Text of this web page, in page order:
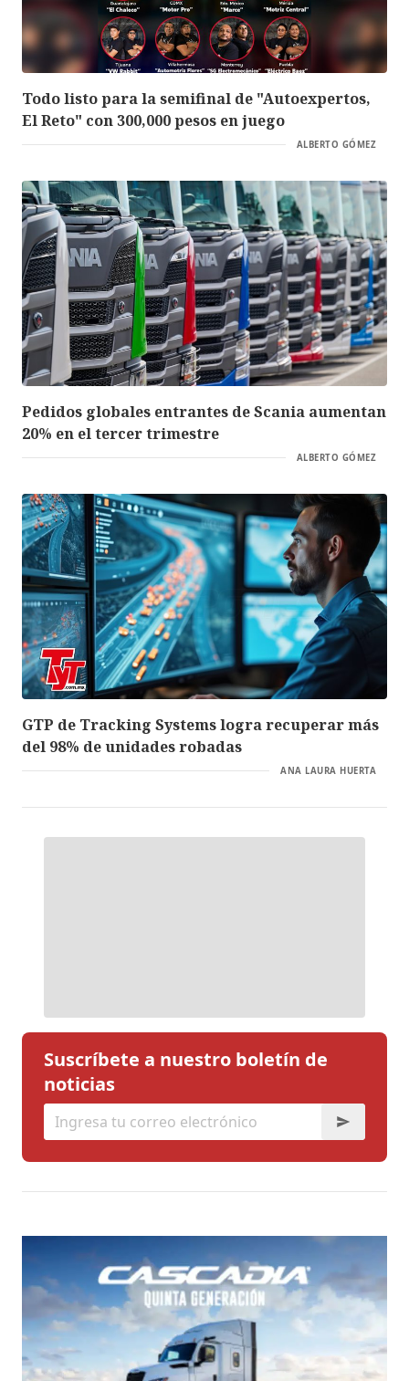
Todo listo para la semifinal de "Autoexpertos,
El Reto" con 300,000 pesos en juego
ALBERTO GÓMEZ
Pedidos globales entrantes de Scania aumentan
20% en el tercer trimestre
ALBERTO GÓMEZ
GTP de Tracking Systems logra recuperar más
del 98% de unidades robadas
ANA LAURA HUERTA
Suscríbete a nuestro boletín de
noticias